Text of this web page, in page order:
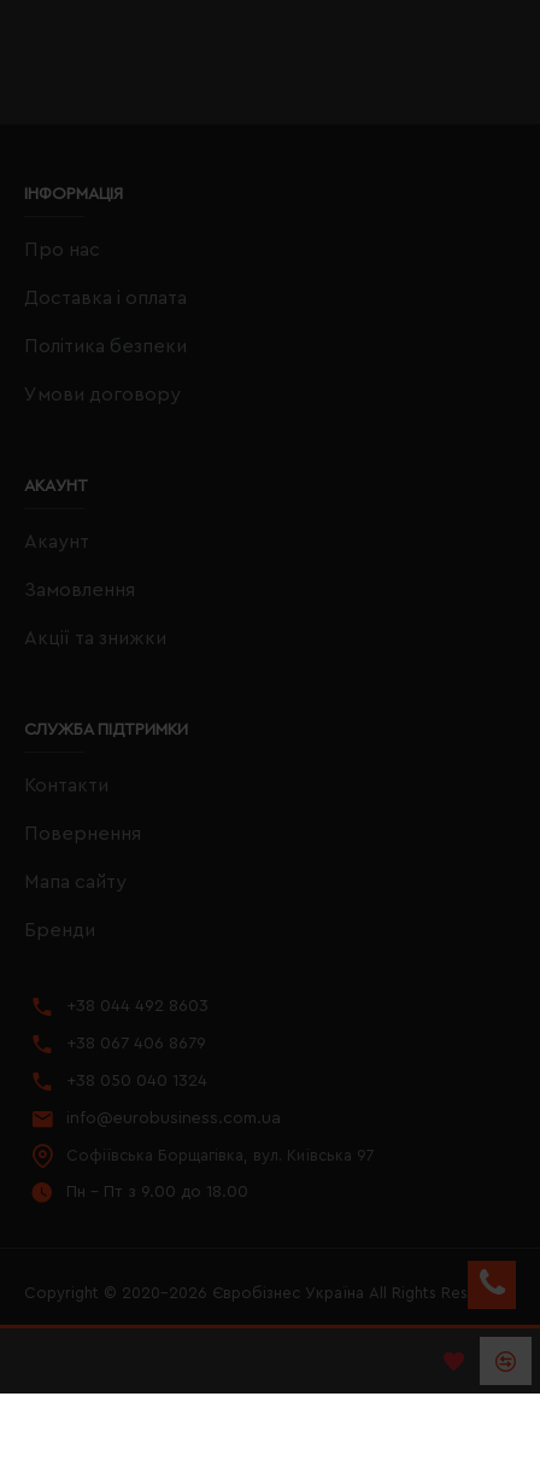
ІНФОРМАЦІЯ
Про нас
Доставка і оплата
Політика безпеки
Умови договору
АКАУНТ
Акаунт
Замовлення
Акції та знижки
СЛУЖБА ПІДТРИМКИ
Контакти
Повернення
Мапа сайту
Бренди
+38 044 492 8603
+38 067 406 8679
+38 050 040 1324
info@eurobusiness.com.ua
Софіївська Борщагівка, вул. Київська 97
Пн - Пт з 9.00 до 18.00
Copyright © 2020–2026 Євробізнес Україна All Rights Reserved
LOGO ЄВРОБІЗНЕС